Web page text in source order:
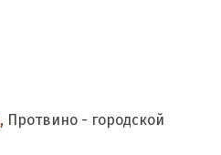
, Протвино - городской